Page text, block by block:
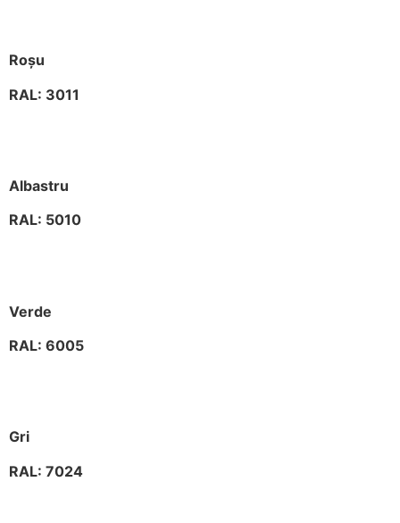
Roșu
RAL: 3011
Albastru
RAL: 5010
Verde
RAL: 6005
Gri
RAL: 7024